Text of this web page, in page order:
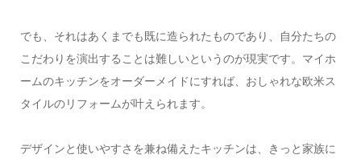
でも、それはあくまでも既に造られたものであり、自分たちの
こだわりを演出することは難しいというのが現実です。マイホ
ームのキッチンをオーダーメイドにすれば、おしゃれな欧米ス
タイルのリフォームが叶えられます。
デザインと使いやすさを兼ね備えたキッチンは、きっと家族に